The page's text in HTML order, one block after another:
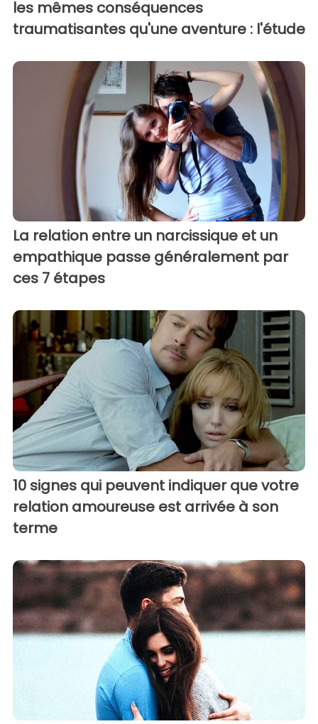
les mêmes conséquences
traumatisantes qu'une aventure : l'étude
La relation entre un narcissique et un
empathique passe généralement par
ces 7 étapes
10 signes qui peuvent indiquer que votre
relation amoureuse est arrivée à son
terme